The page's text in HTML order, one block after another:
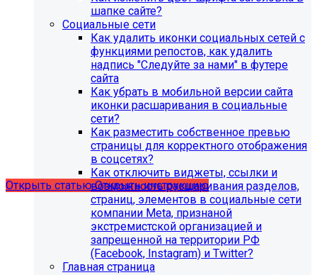
С 1 февраля 2023 года ограничена
поддержка продуктов 1С-Битрикс на
PHP версии ниже 8.0. Рекомендуемая
версия PHP - 8.1 и выше
Открыть статьюОткрыть инструкцию
шапке сайте?
Социальные сети
Как удалить иконки социальных сетей с
функциями репостов, как удалить
надпись "Следуйте за нами" в футере
сайта
Как убрать в мобильной версии сайта
иконки расшаривания в социальные
сети?
Как разместить собственное превью
страницы для корректного отображения
в соцсетях?
Как отключить виджеты, ссылки и
возможность расшаривания разделов,
страниц, элементов в социальные сети
компании Meta, признаной
экстремистской организацией и
запрещенной на территории РФ
(Facebook, Instagram) и Twitter?
Главная страница